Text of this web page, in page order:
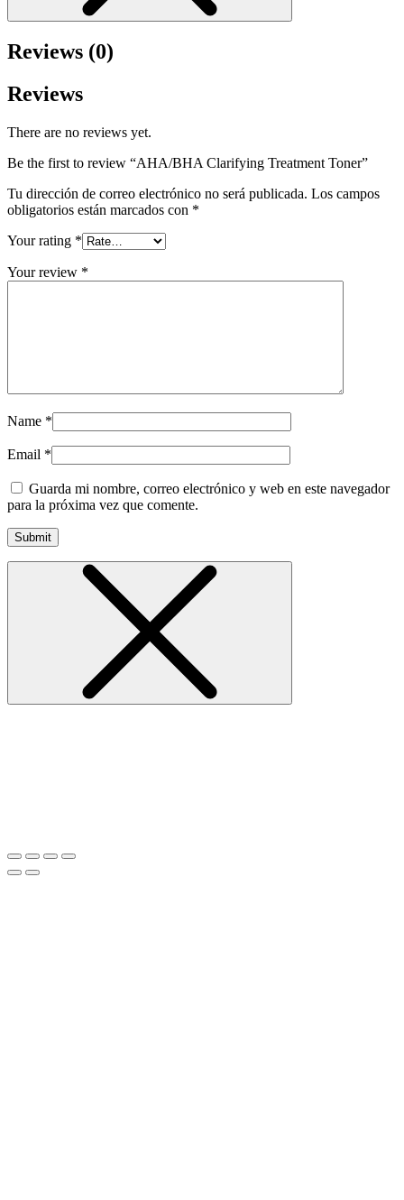
Reviews (0)
Reviews
There are no reviews yet.
Be the first to review “AHA/BHA Clarifying Treatment Toner”
Tu dirección de correo electrónico no será publicada. Los campos
obligatorios están marcados con *
Your rating *
Your review *
Name *
Email *
Guarda mi nombre, correo electrónico y web en este navegador
para la próxima vez que comente.